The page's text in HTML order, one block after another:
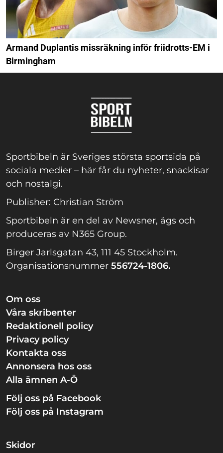
Armand Duplantis missräkning inför friidrotts-EM i
Birmingham
Sportbibeln är Sveriges största sportsida på
sociala medier – här får du nyheter, snackisar
och nostalgi.
Publisher: Christian Ström
Sportbibeln är en del av Newsner, ägs och
produceras av N365 Group.
Birger Jarlsgatan 43, 111 45 Stockholm.
Organisationsnummer 556724-1806.
Om oss
Våra skribenter
Redaktionell policy
Privacy policy
Kontakta oss
Annonsera hos oss
Alla ämnen A-Ö
Följ oss på Facebook
Följ oss på Instagram
Skidor